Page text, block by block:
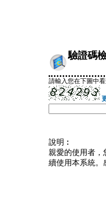
驗證碼
請輸入您在下圖中
說明︰
親愛的使用者
續使用本系統。